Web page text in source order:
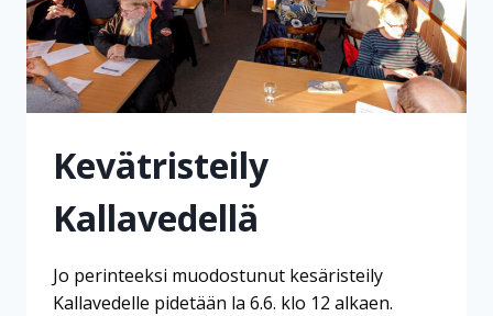
Kevätristeily
Kallavedellä
Jo perinteeksi muodostunut kesäristeily
Kallavedelle pidetään la 6.6. klo 12 alkaen.